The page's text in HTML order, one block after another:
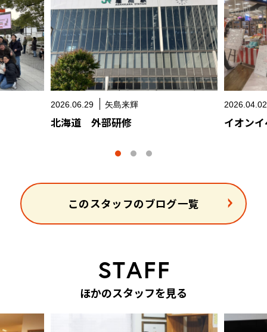
2026.06.29 矢島来輝
北海道 外部研修
2026.04.02
イオン
このスタッフのブログ一覧
STAFF
ほかのスタッフを見る